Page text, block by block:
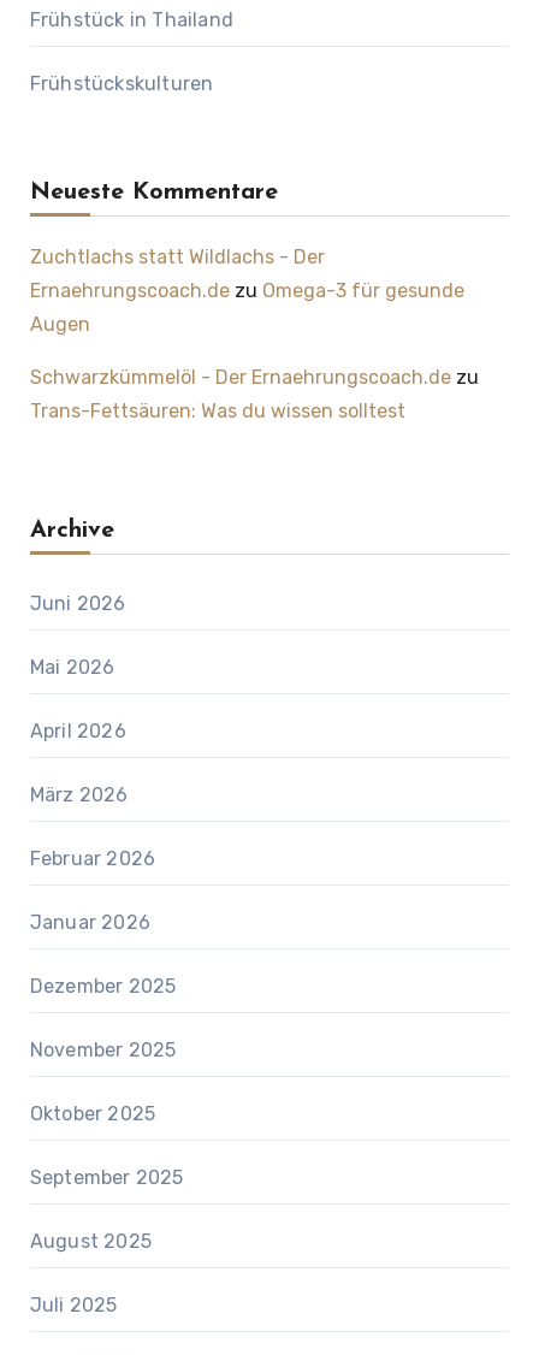
Frühstück in Thailand
Frühstückskulturen
Neueste Kommentare
Zuchtlachs statt Wildlachs - Der
Ernaehrungscoach.dezu Omega-3 für gesunde
Augen
Schwarzkümmelöl - Der Ernaehrungscoach.dezu
Trans-Fettsäuren: Was du wissen solltest
Archive
Juni 2026
Mai 2026
April 2026
März 2026
Februar 2026
Januar 2026
Dezember 2025
November 2025
Oktober 2025
September 2025
August 2025
Juli 2025